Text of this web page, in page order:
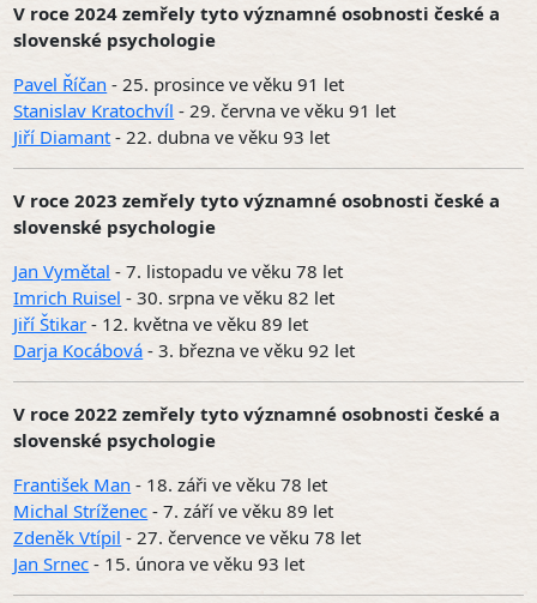
V roce 2024 zemřely tyto významné osobnosti české a
slovenské psychologie
Pavel Říčan - 25. prosince ve věku 91 let
Stanislav Kratochvíl - 29. června ve věku 91 let
Jiří Diamant - 22. dubna ve věku 93 let
V roce 2023 zemřely tyto významné osobnosti české a
slovenské psychologie
Jan Vymětal - 7. listopadu ve věku 78 let
Imrich Ruisel - 30. srpna ve věku 82 let
Jiří Štikar - 12. května ve věku 89 let
Darja Kocábová - 3. března ve věku 92 let
V roce 2022 zemřely tyto významné osobnosti české a
slovenské psychologie
František Man - 18. záři ve věku 78 let
Michal Stríženec - 7. září ve věku 89 let
Zdeněk Vtípil - 27. července ve věku 78 let
Jan Srnec - 15. února ve věku 93 let